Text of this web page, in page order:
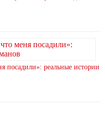
посадили»: реальные истории